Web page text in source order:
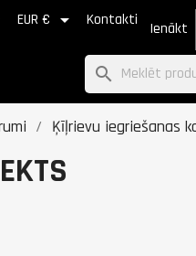
EUR €  Kontakti Ienākt
search
Ķīļrievu iegriešanas